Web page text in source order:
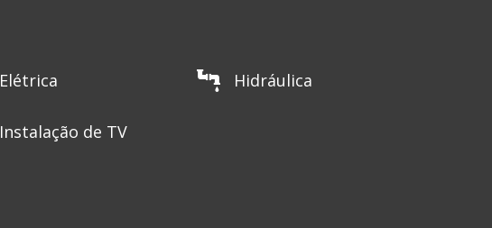
Elétrica
Instalação de TV
Hidráulica